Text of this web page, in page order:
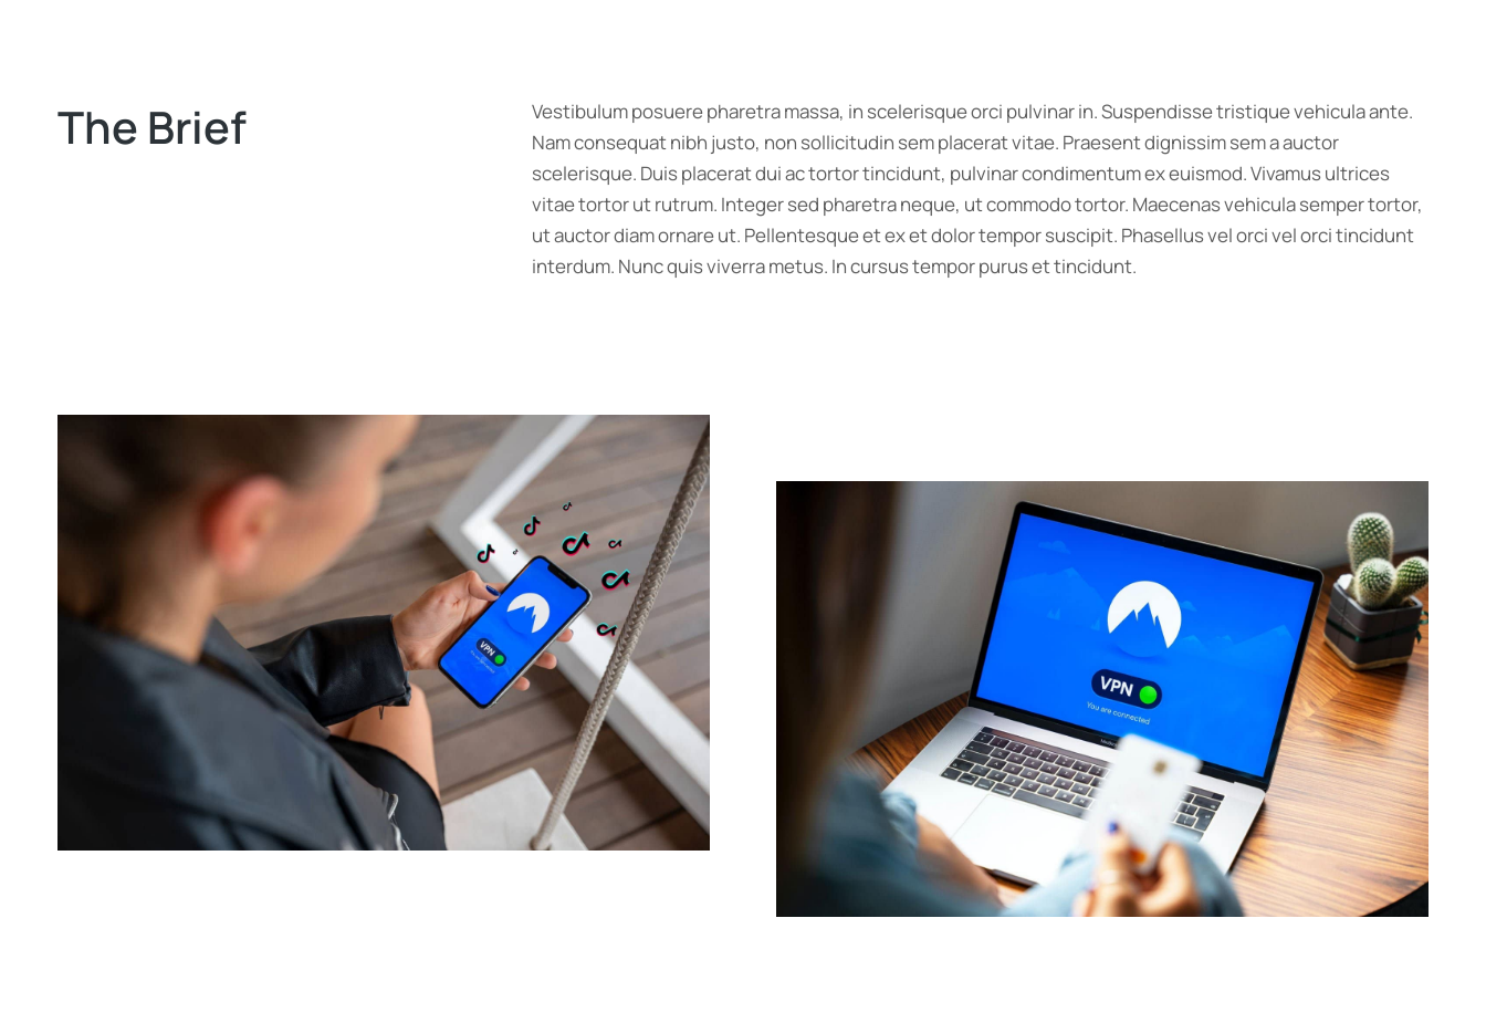
The Brief
Vestibulum posuere pharetra massa, in scelerisque orci pulvinar in. Suspendisse tristique vehicula ante.
Nam consequat nibh justo, non sollicitudin sem placerat vitae. Praesent dignissim sem a auctor
scelerisque. Duis placerat dui ac tortor tincidunt, pulvinar condimentum ex euismod. Vivamus ultrices
vitae tortor ut rutrum. Integer sed pharetra neque, ut commodo tortor. Maecenas vehicula semper tortor,
ut auctor diam ornare ut. Pellentesque et ex et dolor tempor suscipit. Phasellus vel orci vel orci tincidunt
interdum. Nunc quis viverra metus. In cursus tempor purus et tincidunt.